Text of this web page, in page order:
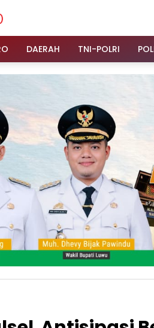
DAERAH TNI-POLRI